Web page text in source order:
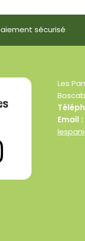
sécurisé
Les
Email :